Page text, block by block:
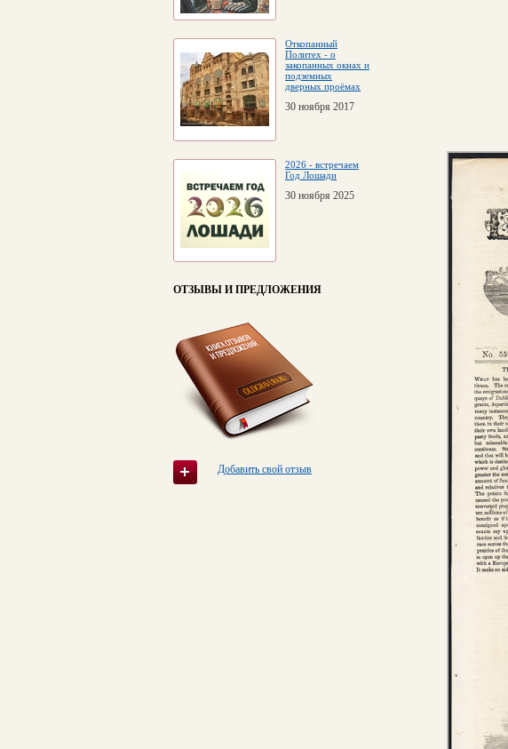
Откопанный
Политех - о
закопанных окнах и
подземных
дверных проёмах
30 ноября 2017
2026 - встречаем
Год Лошади
30 ноября 2025
ОТЗЫВЫ И ПРЕДЛОЖЕНИЯ
Добавить свой отзыв